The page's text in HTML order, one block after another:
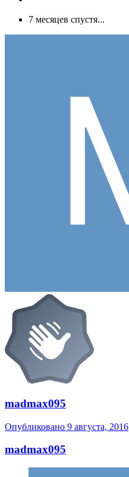
7 месяцев спустя...
madmax095
Опубликовано 9 августа, 2016
madmax095